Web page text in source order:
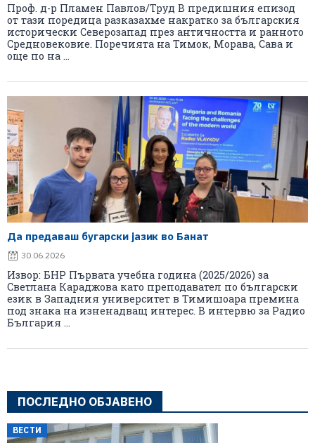
Проф. д-р Пламен Павлов/Труд В предишния епизод
от тази поредица разказахме накратко за българския
исторически Северозапад през античността и ранното
Средновековие. Поречията на Тимок, Морава, Сава и
още по на ...
Да предаваш бугарски јазик во Банат
30.06.2026
Извор: БНР Първата учебна година (2025/2026) за
Светлана Караджова като преподавател по български
език в Западния университет в Тимишоара премина
под знака на изненадващ интерес. В интервю за Радио
България ...
ПОСЛЕДНО ОБЈАВЕНО
ВЕСТИ